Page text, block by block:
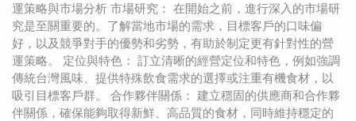
運策略與市場分析 市場研究： 在開始之前，進行深入的市場研
究是至關重要的。了解當地市場的需求，目標客戶的口味偏
好，以及競爭對手的優勢和劣勢，有助於制定更有針對性的營
運策略。 定位與特色： 訂立清晰的經營定位和特色，例如強調
傳統台灣風味、提供特殊飲食需求的選擇或注重有機食材，以
吸引目標客戶群。 合作夥伴關係： 建立穩固的供應商和合作夥
伴關係，確保能夠取得新鮮、高品質的食材，同時維持穩定的